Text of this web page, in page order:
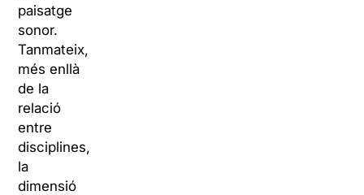
paisatge
sonor.
Tanmateix,
més enllà
de la
relació
entre
disciplines,
la
dimensió